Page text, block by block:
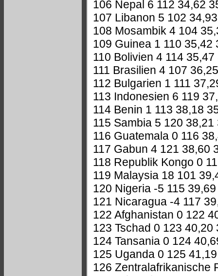
106 Nepal 6 112 34,62
107 Libanon 5 102
108 Mosambik 4 104
109 Guinea 1 110 35,42
110 Bolivien 4 114 35,47
111 Brasilien 4 107
112 Bulgarien 1 111
113 Indonesien 6 119
114 Benin 1 113 38,18
115 Sambia 5 120 38,21
116 Guatemala 0 116
117 Gabun 4 121 38,60
118 Republik Kongo 0
119 Malaysia 18 101
120 Nigeria -5 115
121 Nicaragua -4 117
122 Afghanistan 0 122
123 Tschad 0 123 40,20
124 Tansania 0 124
125 Uganda 0 125
126 Zentralafrikanische